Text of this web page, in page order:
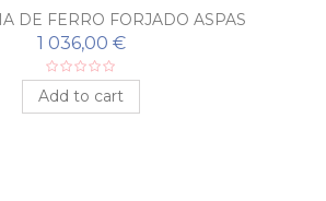
DE FERRO FORJADO ASPAS
1 036,00 €
Add to cart